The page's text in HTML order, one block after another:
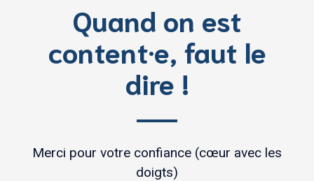
Quand on est
content·e, faut le
dire !
Merci pour votre confiance (cœur avec les
doigts)